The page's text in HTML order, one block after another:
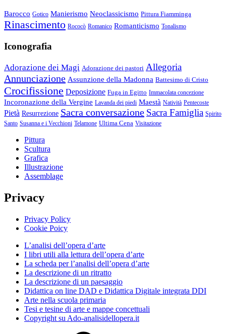
Barocco Gotico Manierismo Neoclassicismo Pittura Fiamminga
Rinascimento Rococò Romanico Romanticismo Tonalismo
Iconografia
Adorazione dei Magi Adorazione dei pastori Allegoria
Annunciazione Assunzione della Madonna Battesimo di Cristo
Crocifissione Deposizione Fuga in Egitto Immacolata concezione
Incoronazione della Vergine Lavanda dei piedi Maestà Natività Pentecoste
Pietà Resurrezione Sacra conversazione Sacra Famiglia Spirito
Santo Susanna e i Vecchioni Telamone Ultima Cena Visitazione
Pittura
Scultura
Grafica
Illustrazione
Assemblage
Privacy
Privacy Policy
Cookie Poicy
L’analisi dell’opera d’arte
I libri utili alla lettura dell’opera d’arte
La scheda per l’analisi dell’opera d’arte
La descrizione di un ritratto
La descrizione di un paesaggio
Didattica on line DAD e Didattica Digitale integrata DDI
Arte nella scuola primaria
Tesi e tesine di arte e mappe concettuali
Copyright su Ado-analisidellopera.it